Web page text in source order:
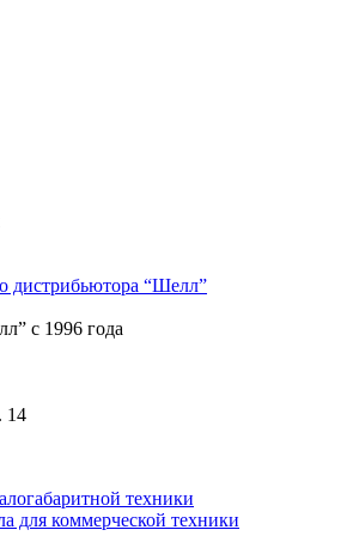
с 1996 года
14
техники
для коммерческой техники